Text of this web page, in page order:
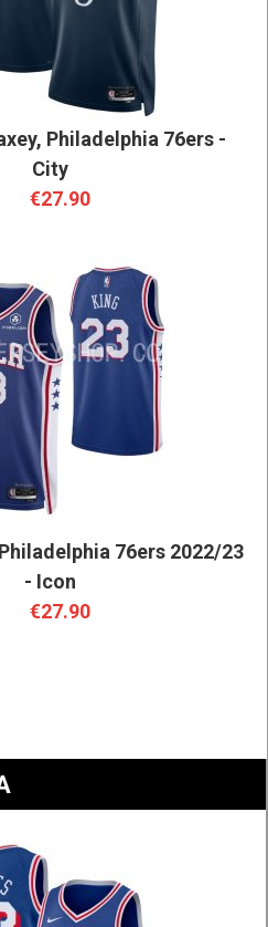
Philadelphia 76ers -
City
€27.90
76ers 2022/23
- Icon
€27.90